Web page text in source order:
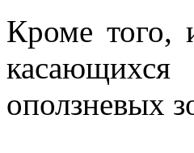
Кроме того,
оползневых